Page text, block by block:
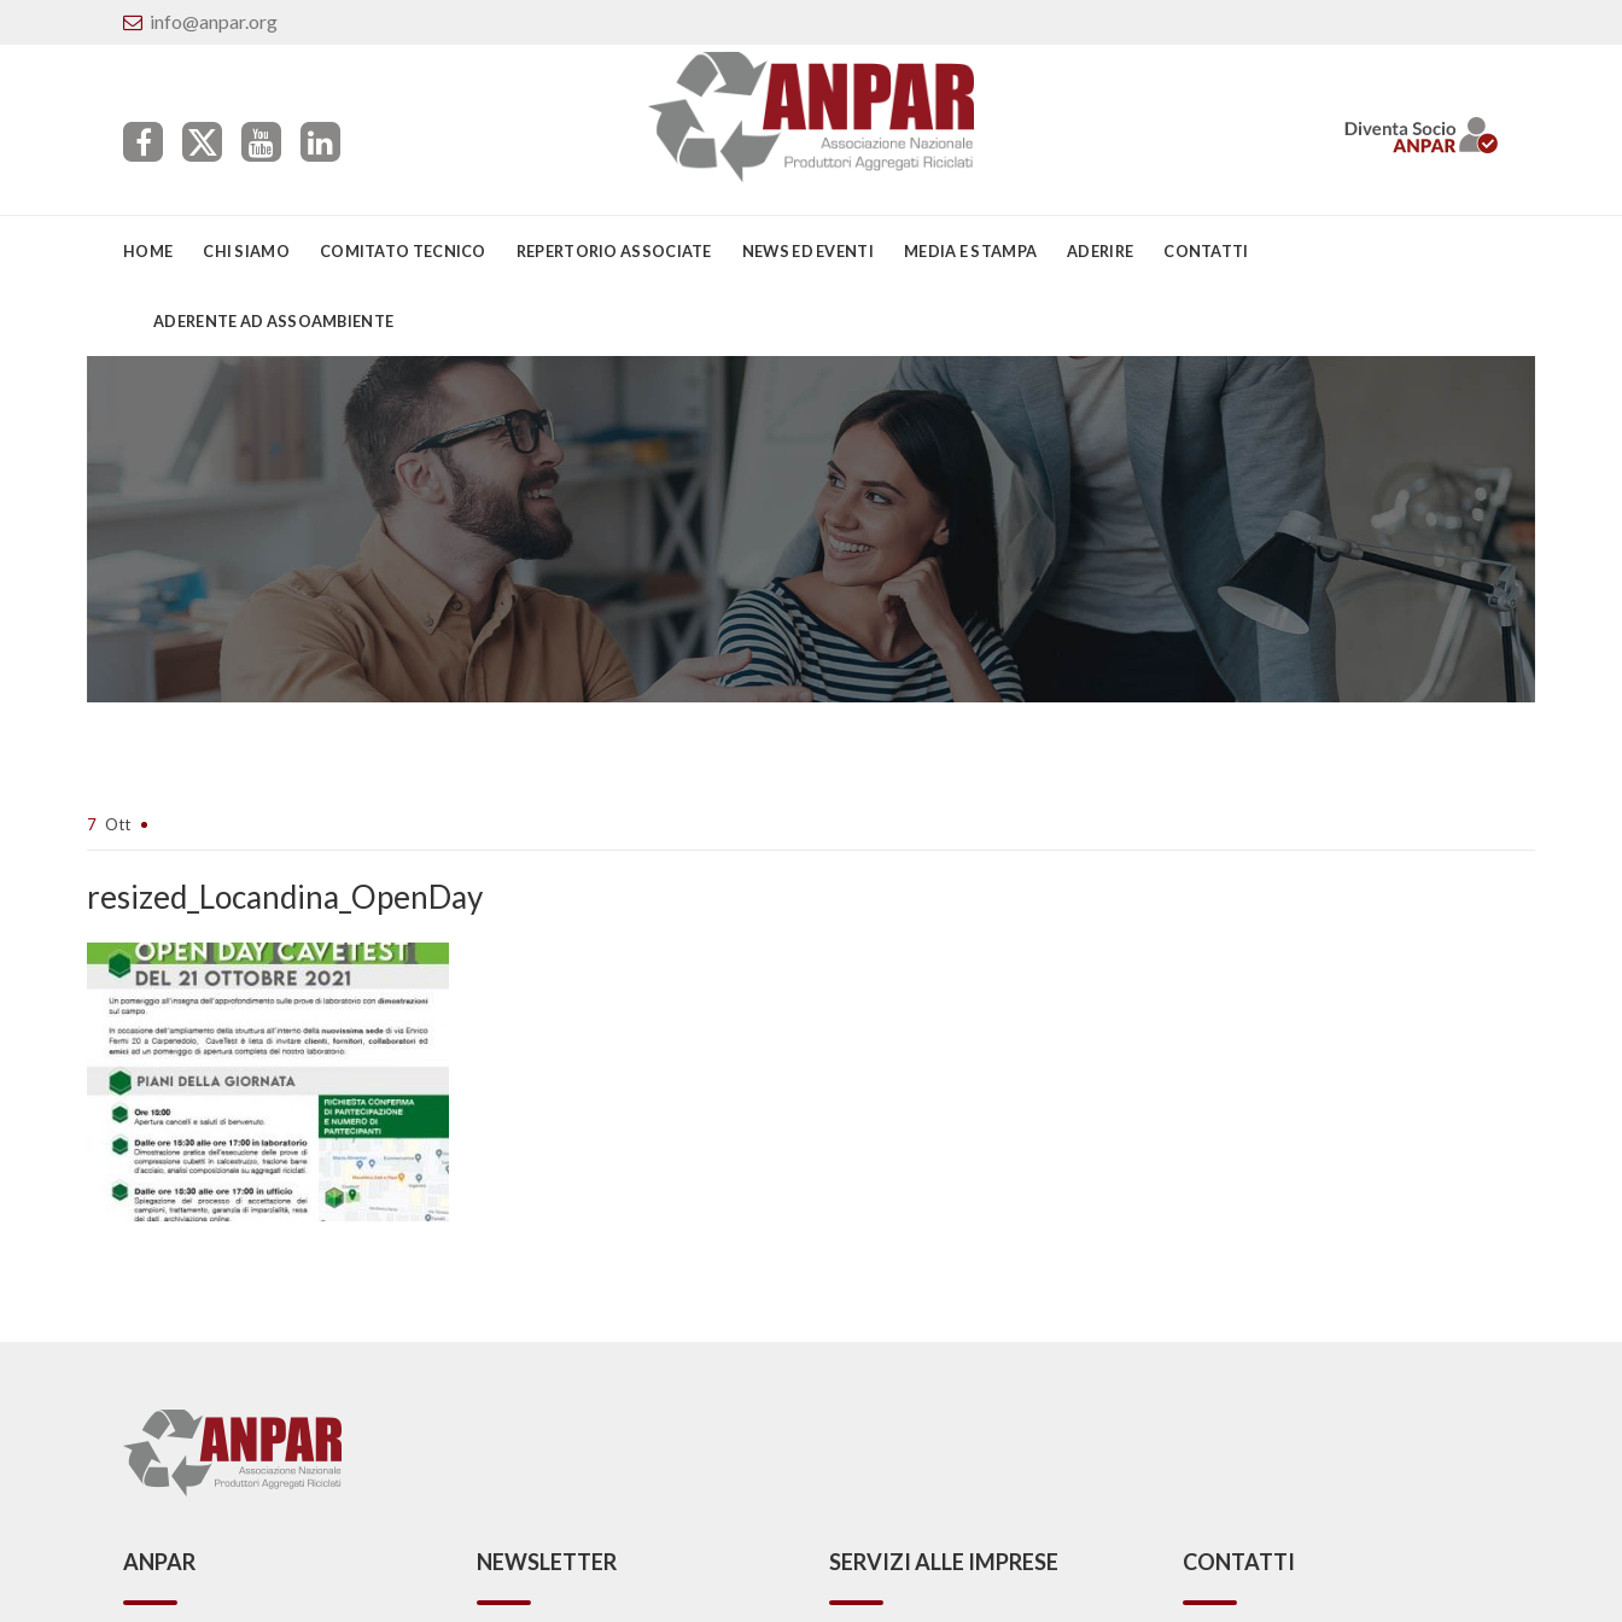
info@anpar.org
HOME CHI SIAMO COMITATO TECNICO REPERTORIO ASSOCIATE NEWS ED EVENTI MEDIA E STAMPA ADERIRE CONTATTI
ADERENTE AD ASSOAMBIENTE
7 Ott
resized_Locandina_OpenDay
ANPAR NEWSLETTER SERVIZI ALLE IMPRESE CONTATTI